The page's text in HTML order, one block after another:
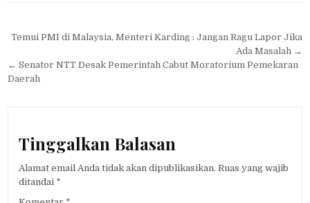
Navigasi
pos
Temui PMI di Malaysia, Menteri Karding : Jangan Ragu Lapor Jika
Ada Masalah →
← Senator NTT Desak Pemerintah Cabut Moratorium Pemekaran
Daerah
Tinggalkan Balasan
Alamat email Anda tidak akan dipublikasikan. Ruas yang wajib
ditandai *